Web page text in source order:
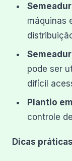
máquinas
pode ser
difícil
Plantio
controle
Dicas